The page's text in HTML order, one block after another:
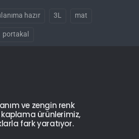
hazır 3L mat
portakal
ve zengin renk
kaplama ürünlerimiz,
fark yaratıyor.